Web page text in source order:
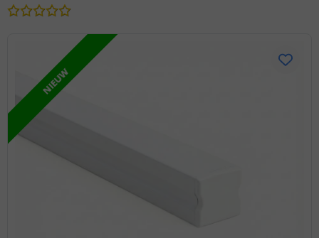
NIEUW